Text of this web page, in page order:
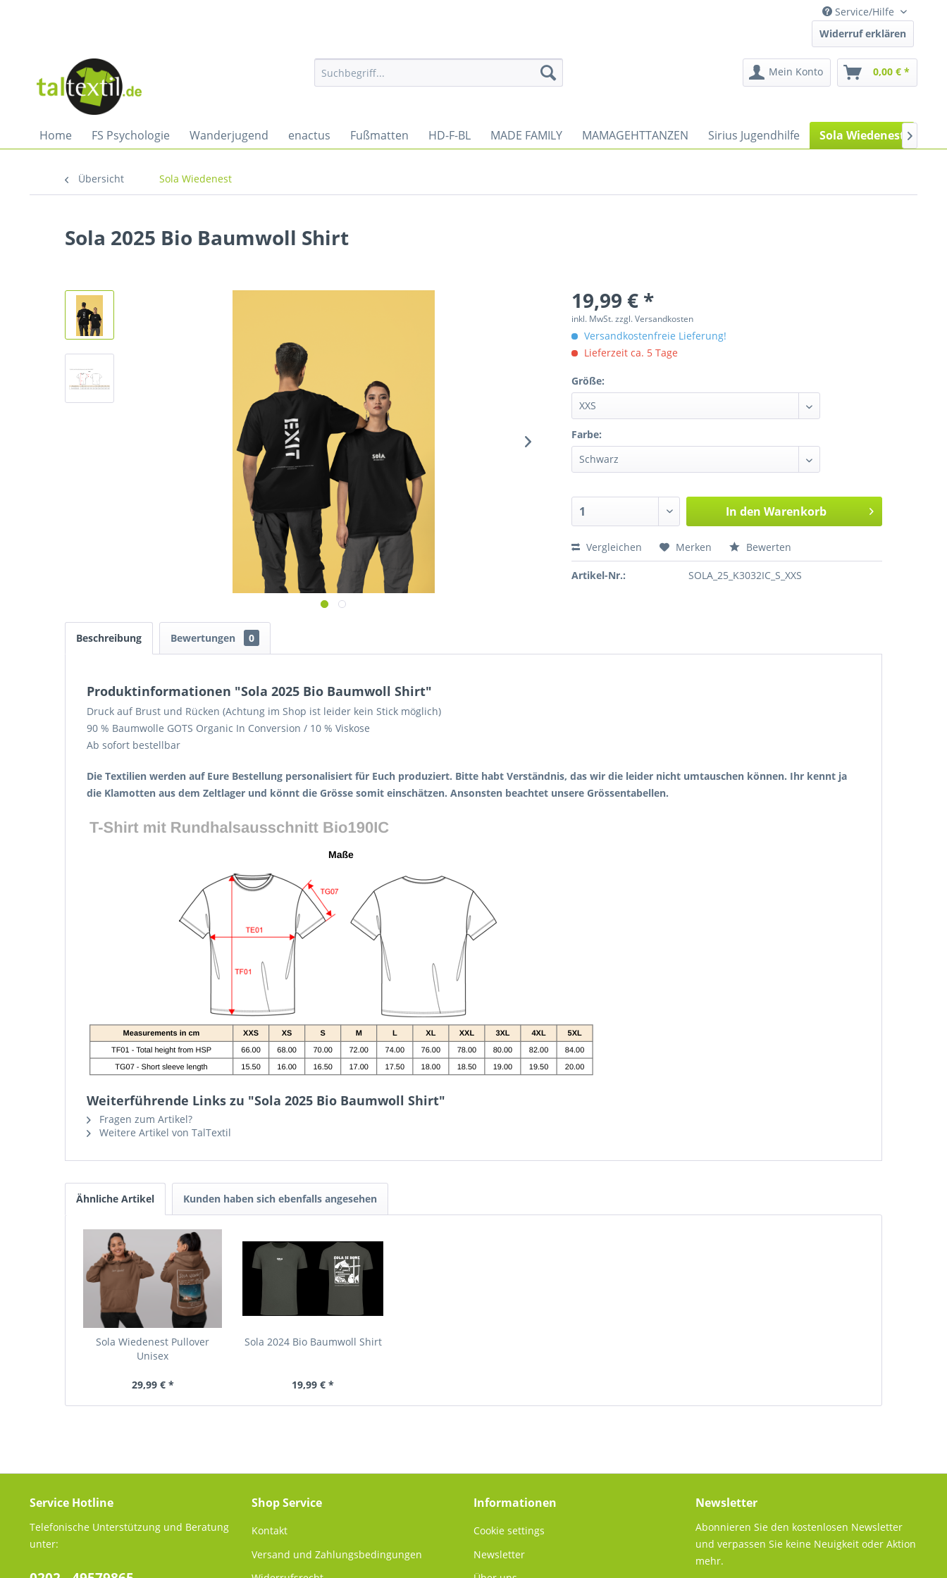
Service/Hilfe
Widerruf erklären
Mein Konto 0,00 € *
Home FS Psychologie Wanderjugend enactus Fußmatten HD-F-BL MADE FAMILY MAMAGEHTTANZEN Sirius Jugendhilfe Sola Wiedenest 
Übersicht Sola Wiedenest
Sola 2025 Bio Baumwoll Shirt
19,99 € *
inkl. MwSt.zzgl. Versandkosten
Versandkostenfreie Lieferung!
Lieferzeit ca. 5 Tage
Größe:
Farbe:
In den Warenkorb
Vergleichen Merken Bewerten
Artikel-Nr.: SOLA_25_K3032IC_S_XXS
Beschreibung Bewertungen 0
Produktinformationen "Sola 2025 Bio Baumwoll Shirt"
Druck auf Brust und Rücken (Achtung im Shop ist leider kein Stick möglich)
90 % Baumwolle GOTS Organic In Conversion / 10 % Viskose
Ab sofort bestellbar
Die Textilien werden auf Eure Bestellung personalisiert für Euch produziert. Bitte habt Verständnis, das wir die leider nicht umtauschen können. Ihr kennt ja
die Klamotten aus dem Zeltlager und könnt die Grösse somit einschätzen. Ansonsten beachtet unsere Grössentabellen.
Weiterführende Links zu "Sola 2025 Bio Baumwoll Shirt"
Fragen zum Artikel?
Weitere Artikel von TalTextil
Ähnliche Artikel Kunden haben sich ebenfalls angesehen
Sola Wiedenest Pullover
Unisex
29,99 € *
Sola 2024 Bio Baumwoll Shirt
19,99 € *
Service Hotline
Telefonische Unterstützung und Beratung
unter:
Shop Service
Kontakt
Versand und Zahlungsbedingungen
Informationen
Cookie settings
Newsletter
Newsletter
Abonnieren Sie den kostenlosen Newsletter
und verpassen Sie keine Neuigkeit oder Aktion
mehr.